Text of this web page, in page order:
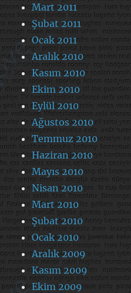
Mart 2011
Şubat 2011
Ocak 2011
Aralık 2010
Kasım 2010
Ekim 2010
Eylül 2010
Ağustos 2010
Temmuz 2010
Haziran 2010
Mayıs 2010
Nisan 2010
Mart 2010
Şubat 2010
Ocak 2010
Aralık 2009
Kasım 2009
Ekim 2009